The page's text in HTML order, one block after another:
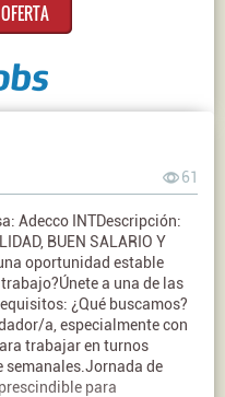
61
Adecco INTDescripción:
BUEN SALARIO Y
oportunidad estable
a una de las
¿Qué buscamos?
a, especialmente con
trabajar en turnos
semanales.Jornada de
para